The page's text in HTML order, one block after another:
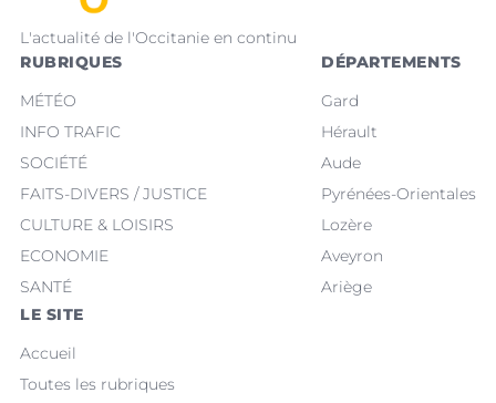
L'actualité de l'Occitanie en continu
RUBRIQUES
MÉTÉO
INFO TRAFIC
SOCIÉTÉ
FAITS-DIVERS / JUSTICE
CULTURE & LOISIRS
ECONOMIE
SANTÉ
DÉPARTEMENTS
Gard
Hérault
Aude
Pyrénées-Orientales
Lozère
Aveyron
Ariège
LE SITE
Accueil
Toutes les rubriques